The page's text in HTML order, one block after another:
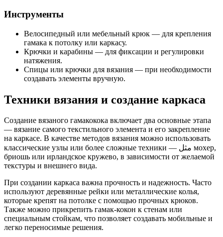
Инструменты
Велосипедный или мебельный крюк — для крепления
гамака к потолку или каркасу.
Крючки и карабины — для фиксации и регулировки
натяжения.
Спицы или крючки для вязания — при необходимости
создавать элементы вручную.
Техники вязания и создание каркаса
Создание вязаного гамакокока включает два основные этапа
— вязание самого текстильного элемента и его закрепление
на каркасе. В качестве методов вязания можно использовать
классические узлы или более сложные техники — مثل мохер,
бриошь или ирландское кружево, в зависимости от желаемой
текстуры и внешнего вида.
При создании каркаса важна прочность и надежность. Часто
используют деревянные рейки или металлические колья,
которые крепят на потолке с помощью прочных крюков.
Также можно прикрепить гамак-кокон к стенам или
специальным стойкам, что позволяет создавать мобильные и
легко переносимые решения.